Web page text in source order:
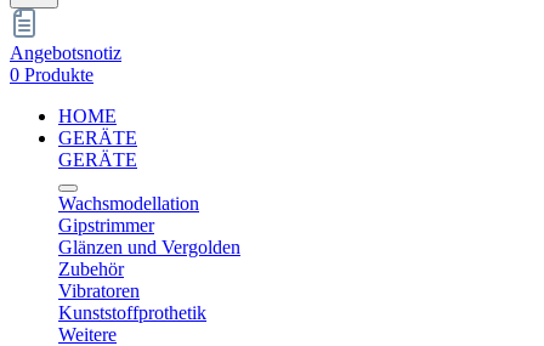
Angebotsnotiz
0 Produkte
HOME
GERÄTE
GERÄTE
Wachsmodellation
Gipstrimmer
Glänzen und Vergolden
Zubehör
Vibratoren
Kunststoffprothetik
Weitere